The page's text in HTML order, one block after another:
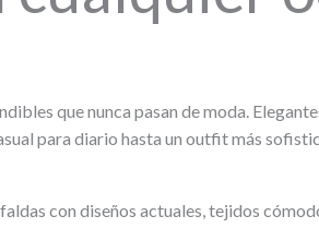
que nunca pasan de moda.
para diario hasta un outfit más
con diseños actuales, tejidos